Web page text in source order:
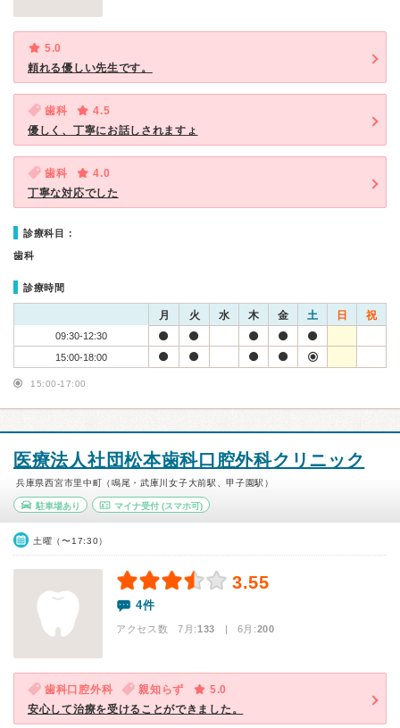
5.0
頼れる優しい先生です。
歯科
4.5
優しく、丁寧にお話しされますょ
歯科
4.0
丁寧な対応でした
診療科目：
歯科
診療時間
月 火 水 木 金 土 日 祝
09:30-12:30
15:00-18:00
15:00-17:00
医療法人社団松本歯科口腔外科クリニック
兵庫県西宮市里中町（鳴尾・武庫川女子大前駅、甲子園駅）
駐車場あり マイナ受付(スマホ可)
土曜（〜17:30）
3.55
4件
アクセス数 7月:133 | 6月:200
歯科口腔外科 親知らず
5.0
安心して治療を受けることができました。